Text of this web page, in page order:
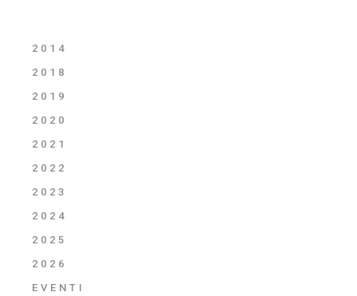
2014
2018
2019
2020
2021
2022
2023
2024
2025
2026
EVENTI